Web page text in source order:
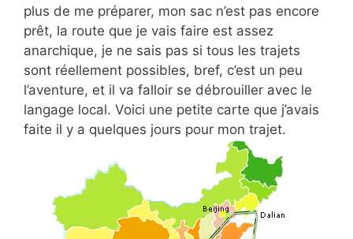
plus de me préparer, mon sac n’est pas encore
prêt, la route que je vais faire est assez
anarchique, je ne sais pas si tous les trajets
sont réellement possibles, bref, c’est un peu
l’aventure, et il va falloir se débrouiller avec le
langage local. Voici une petite carte que j’avais
faite il y a quelques jours pour mon trajet.